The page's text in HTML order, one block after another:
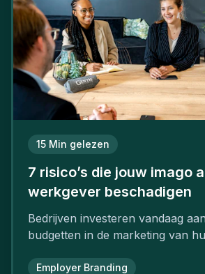
15 Min gelezen
7 risico’s die jouw imago
werkgever beschadigen
Bedrijven investeren vandaag
budgetten in de marketing van
Employer Branding